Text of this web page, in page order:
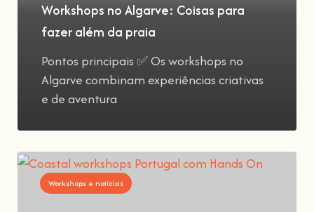
Workshops no Algarve: Coisas para
fazer além da praia
Pontos principais ✅ Os workshops no
Algarve combinam experiências criativas
e de aventura
Workshops e notícias